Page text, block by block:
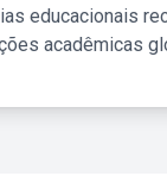
educacionais
acadêmicas